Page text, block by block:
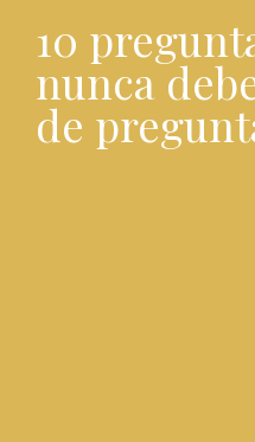
10
nunca
de